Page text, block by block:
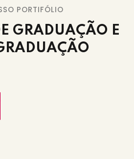
PORTIFÓLIO
GRADUAÇÃO E